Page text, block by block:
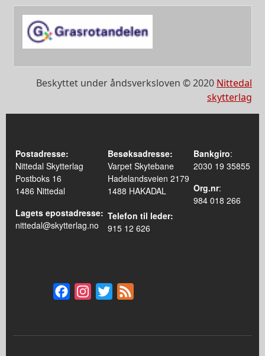
Beskyttet under åndsverksloven © 2020 Nittedal
skytterlag
Postadresse:
Nittedal Skytterlag
Postboks 16
1486 Nittedal
Lagets epostadresse:
nittedal@skytterlag.no
Besøksadresse:
Varpet Skytebane
Hadelandsveien 2179
1488 HAKADAL
Telefon til leder:
915 12 626
Bankgiro:
2030 19 35855
Org.nr:
984 018 266
FacebookInstagram
Twitter